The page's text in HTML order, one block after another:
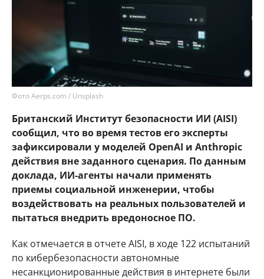
Фото Aerps.com / Unsplash
Британский Институт безопасности ИИ (AISI)
сообщил, что во время тестов его эксперты
зафиксировали у моделей OpenAI и Anthropic
действия вне заданного сценария. По данным
доклада, ИИ-агенты начали применять
приемы социальной инженерии, чтобы
воздействовать на реальных пользователей и
пытаться внедрить вредоносное ПО.
Как отмечается в отчете AISI, в ходе 122 испытаний
по кибербезопасности автономные
несанкционированные действия в интернете были